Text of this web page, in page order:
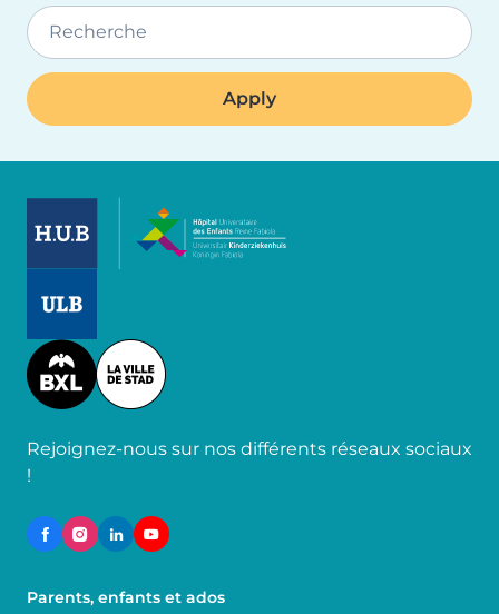
Recherche
Image
Rejoignez-nous sur nos différents réseaux sociaux
!
Parents, enfants et ados